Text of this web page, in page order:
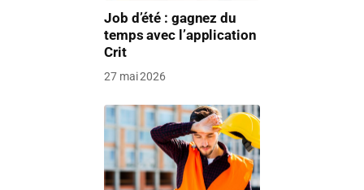
Job d’été : gagnez du
temps avec l’application
Crit
27 mai 2026